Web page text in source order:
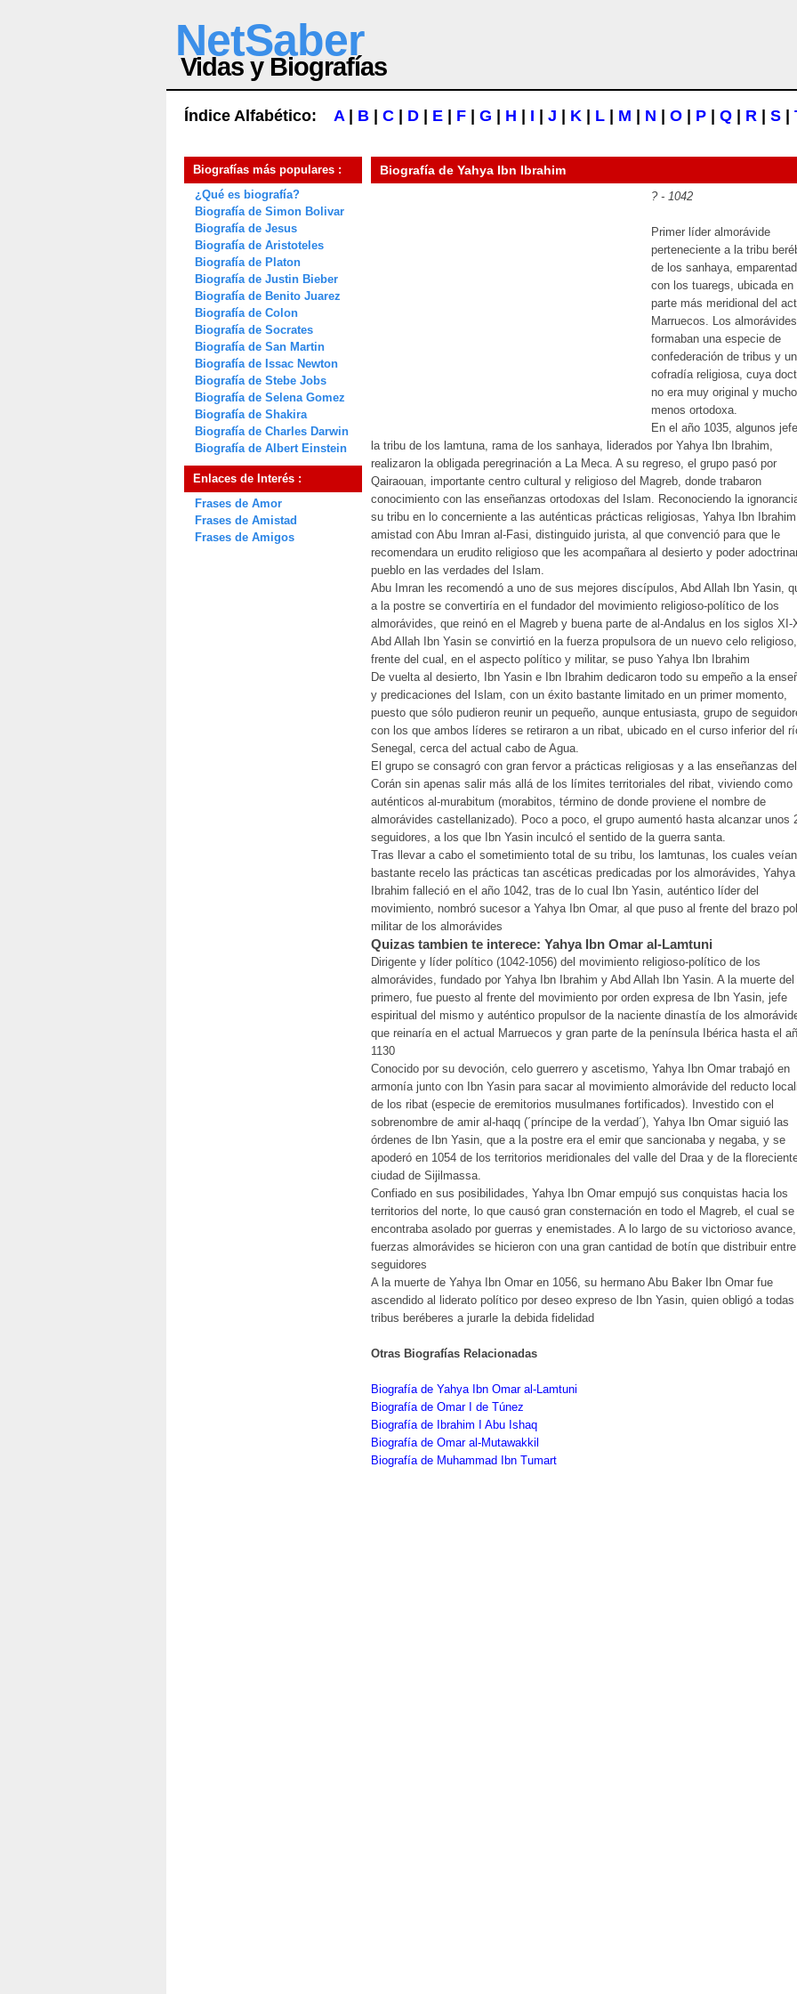
NetSaber
Vidas y Biografías
Índice Alfabético: A| B C D E F G H I J K L M N O P Q R S
Biografías más populares :
¿Qué es biografía?
Biografía de Simon Bolivar
Biografía de Jesus
Biografía de Aristoteles
Biografía de Platon
Biografía de Justin Bieber
Biografía de Benito Juarez
Biografía de Colon
Biografía de Socrates
Biografía de San Martin
Biografía de Issac Newton
Biografía de Stebe Jobs
Biografía de Selena Gomez
Biografía de Shakira
Biografía de Charles Darwin
Biografía de Albert Einstein
Enlaces de Interés :
Frases de Amor
Frases de Amistad
Frases de Amigos
Biografía de Yahya Ibn Ibrahim
? - 1042
Primer líder almorávide
perteneciente a la tribu
de los sanhaya,
con los tuaregs, ubicada en
parte más meridional del
Marruecos. Los almorávides
formaban una especie de
confederación de tribus y
cofradía religiosa, cuya
no era muy original y mucho
menos ortodoxa.
En el año 1035, algunos
la tribu de los lamtuna, rama de los sanhaya, liderados por Yahya Ibn Ibrahim,
realizaron la obligada peregrinación a La Meca. A su regreso, el grupo pasó por
Qairaouan, importante centro cultural y religioso del Magreb, donde trabaron
conocimiento con las enseñanzas ortodoxas del Islam. Reconociendo la
su tribu en lo concerniente a las auténticas prácticas religiosas, Yahya Ibn
amistad con Abu Imran al-Fasi, distinguido jurista, al que convenció para que le
recomendara un erudito religioso que les acompañara al desierto y poder
pueblo en las verdades del Islam.
Abu Imran les recomendó a uno de sus mejores discípulos, Abd Allah Ibn Yasin,
a la postre se convertiría en el fundador del movimiento religioso-político de los
almorávides, que reinó en el Magreb y buena parte de al-Andalus en los siglos XI-
Abd Allah Ibn Yasin se convirtió en la fuerza propulsora de un nuevo celo
frente del cual, en el aspecto político y militar, se puso Yahya Ibn Ibrahim
De vuelta al desierto, Ibn Yasin e Ibn Ibrahim dedicaron todo su empeño a la
y predicaciones del Islam, con un éxito bastante limitado en un primer momento,
puesto que sólo pudieron reunir un pequeño, aunque entusiasta, grupo de
con los que ambos líderes se retiraron a un ribat, ubicado en el curso inferior del
Senegal, cerca del actual cabo de Agua.
El grupo se consagró con gran fervor a prácticas religiosas y a las enseñanzas del
Corán sin apenas salir más allá de los límites territoriales del ribat, viviendo como
auténticos al-murabitum (morabitos, término de donde proviene el nombre de
almorávides castellanizado). Poco a poco, el grupo aumentó hasta alcanzar unos
seguidores, a los que Ibn Yasin inculcó el sentido de la guerra santa.
Tras llevar a cabo el sometimiento total de su tribu, los lamtunas, los cuales
bastante recelo las prácticas tan ascéticas predicadas por los almorávides,
Ibrahim falleció en el año 1042, tras de lo cual Ibn Yasin, auténtico líder del
movimiento, nombró sucesor a Yahya Ibn Omar, al que puso al frente del brazo
militar de los almorávides
Quizas tambien te interece: Yahya Ibn Omar al-Lamtuni
Dirigente y líder político (1042-1056) del movimiento religioso-político de los
almorávides, fundado por Yahya Ibn Ibrahim y Abd Allah Ibn Yasin. A la muerte del
primero, fue puesto al frente del movimiento por orden expresa de Ibn Yasin, jefe
espiritual del mismo y auténtico propulsor de la naciente dinastía de los
que reinaría en el actual Marruecos y gran parte de la península Ibérica hasta el
1130
Conocido por su devoción, celo guerrero y ascetismo, Yahya Ibn Omar trabajó en
armonía junto con Ibn Yasin para sacar al movimiento almorávide del reducto
de los ribat (especie de eremitorios musulmanes fortificados). Investido con el
sobrenombre de amir al-haqq (´príncipe de la verdad´), Yahya Ibn Omar siguió las
órdenes de Ibn Yasin, que a la postre era el emir que sancionaba y negaba, y se
apoderó en 1054 de los territorios meridionales del valle del Draa y de la
ciudad de Sijilmassa.
Confiado en sus posibilidades, Yahya Ibn Omar empujó sus conquistas hacia los
territorios del norte, lo que causó gran consternación en todo el Magreb, el cual se
encontraba asolado por guerras y enemistades. A lo largo de su victorioso
fuerzas almorávides se hicieron con una gran cantidad de botín que distribuir
seguidores
A la muerte de Yahya Ibn Omar en 1056, su hermano Abu Baker Ibn Omar fue
ascendido al liderato político por deseo expreso de Ibn Yasin, quien obligó a todas
tribus beréberes a jurarle la debida fidelidad
Otras Biografías Relacionadas
Biografía de Yahya Ibn Omar al-Lamtuni
Biografía de Omar I de Túnez
Biografía de Ibrahim I Abu Ishaq
Biografía de Omar al-Mutawakkil
Biografía de Muhammad Ibn Tumart